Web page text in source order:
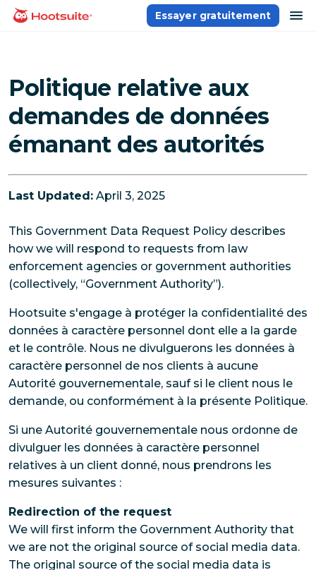
Aller
Accueil
Essayer gratuitement
Politique relative aux
demandes de données
émanant des autorités
Last Updated: April 3, 2025
This Government Data Request Policy describes
how we will respond to requests from law
enforcement agencies or government authorities
(collectively, “Government Authority”).
Hootsuite s'engage à protéger la confidentialité des
données à caractère personnel dont elle a la garde
et le contrôle. Nous ne divulguerons les données à
caractère personnel de nos clients à aucune
Autorité gouvernementale, sauf si le client nous le
demande, ou conformément à la présente Politique.
Si une Autorité gouvernementale nous ordonne de
divulguer les données à caractère personnel
relatives à un client donné, nous prendrons les
mesures suivantes :
Redirection of the request
We will first inform the Government Authority that
we are not the original source of social media data.
The original source of the social media data is